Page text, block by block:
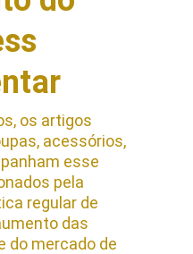
os artigos
acessórios,
esse
pela
regular de
das
do mercado de